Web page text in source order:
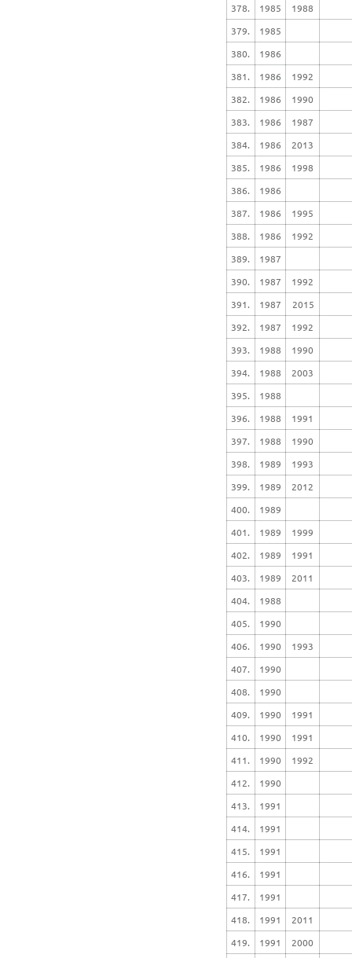
378.
1985
1988
379.
1985
380.
1986
381.
1986
1992
382.
1986
1990
383.
1986
1987
384.
1986
2013
385.
1986
1998
386.
1986
387.
1986
1995
388.
1986
1992
389.
1987
390.
1987
1992
391.
1987
2015
392.
1987
1992
393.
1988
1990
394.
1988
2003
395.
1988
396.
1988
1991
397.
1988
1990
398.
1989
1993
399.
1989
2012
400.
1989
401.
1989
1999
402.
1989
1991
403.
1989
2011
404.
1988
405.
1990
406.
1990
1993
407.
1990
408.
1990
409.
1990
1991
410.
1990
1991
411.
1990
1992
412.
1990
413.
1991
414.
1991
415.
1991
416.
1991
417.
1991
418.
1991
2011
419.
1991 2000